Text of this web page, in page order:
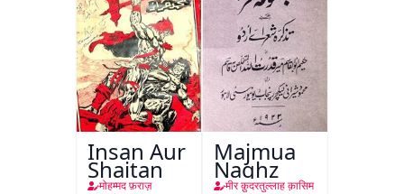
Insan Aur
Shaitan
मोहम्मद फ़राज़
Majmua
Naghz
मीर क़ुदरतुल्लाह क़ासिम